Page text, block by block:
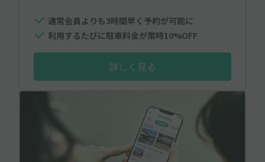
通常会員よりも3時間早く予約が可能に
利用するたびに駐車料金が常時10%OFF
詳しく見る